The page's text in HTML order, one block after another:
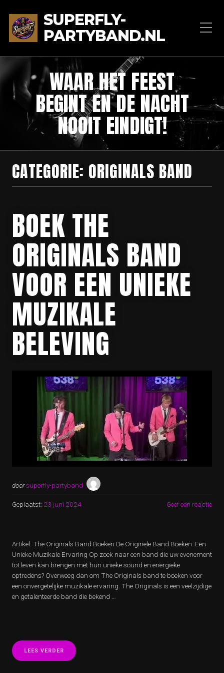
SUPERFLY-
PARTYBAND.NL
WAAR HET FEEST
BEGINT EN DE NACHT
NOOIT EINDIGT!
CATEGORIE: ORIGINALS BAND
BOEK THE
ORIGINALS BAND
VOOR EEN UNIEKE
MUZIKALE
BELEVING
doorsuperfly-partyband
Geplaatst: 23 juni 2024 Geef een reactie
Artikel: The Originals Band Boeken De Originele Band Boeken: Een
Unieke Muzikale Ervaring Op zoek naar een band die uw evenement
tot leven kan brengen met hun unieke sound en energieke
optredens? Overweeg dan om The Originals band te boeken voor
een onvergetelijke muzikale ervaring. The Originals is een veelzijdige
en getalenteerde band die bekend …
LEES VERDER “BOEK
THE